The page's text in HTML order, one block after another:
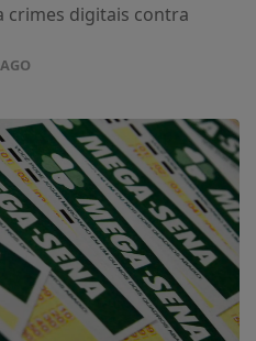
crimes digitais contra